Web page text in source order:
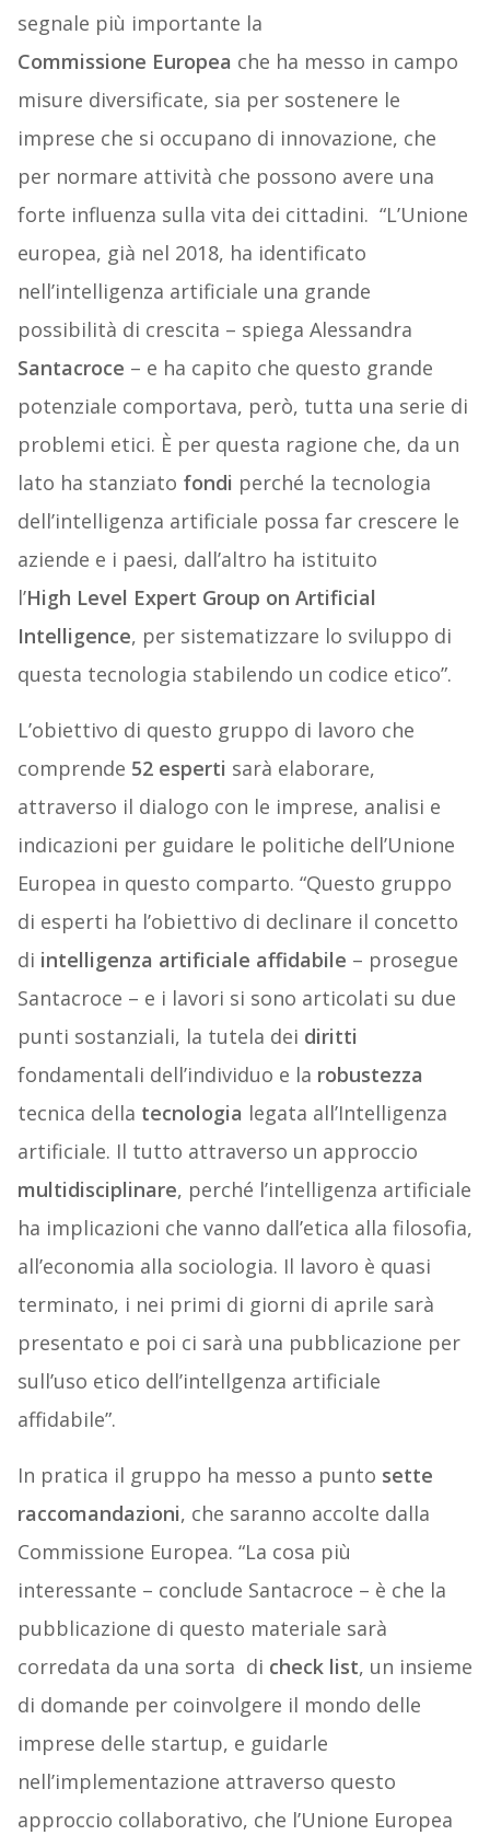
segnale più importante la
Commissione Europea che ha messo in campo
misure diversificate, sia per sostenere le
imprese che si occupano di innovazione, che
per normare attività che possono avere una
forte influenza sulla vita dei cittadini. “L’Unione
europea, già nel 2018, ha identificato
nell’intelligenza artificiale una grande
possibilità di crescita – spiega Alessandra
Santacroce – e ha capito che questo grande
potenziale comportava, però, tutta una serie di
problemi etici. È per questa ragione che, da un
lato ha stanziato fondi perché la tecnologia
dell’intelligenza artificiale possa far crescere le
aziende e i paesi, dall’altro ha istituito
l’High Level Expert Group on Artificial
Intelligence, per sistematizzare lo sviluppo di
questa tecnologia stabilendo un codice etico”.
L’obiettivo di questo gruppo di lavoro che
comprende 52 esperti sarà elaborare,
attraverso il dialogo con le imprese, analisi e
indicazioni per guidare le politiche dell’Unione
Europea in questo comparto. “Questo gruppo
di esperti ha l’obiettivo di declinare il concetto
di intelligenza artificiale affidabile – prosegue
Santacroce – e i lavori si sono articolati su due
punti sostanziali, la tutela dei diritti
fondamentali dell’individuo e la robustezza
tecnica della tecnologia legata all’Intelligenza
artificiale. Il tutto attraverso un approccio
multidisciplinare, perché l’intelligenza artificiale
ha implicazioni che vanno dall’etica alla filosofia,
all’economia alla sociologia. Il lavoro è quasi
terminato, i nei primi di giorni di aprile sarà
presentato e poi ci sarà una pubblicazione per
sull’uso etico dell’intellgenza artificiale
affidabile”.
In pratica il gruppo ha messo a punto sette
raccomandazioni, che saranno accolte dalla
Commissione Europea. “La cosa più
interessante – conclude Santacroce – è che la
pubblicazione di questo materiale sarà
corredata da una sorta di check list, un insieme
di domande per coinvolgere il mondo delle
imprese delle startup, e guidarle
nell’implementazione attraverso questo
approccio collaborativo, che l’Unione Europea